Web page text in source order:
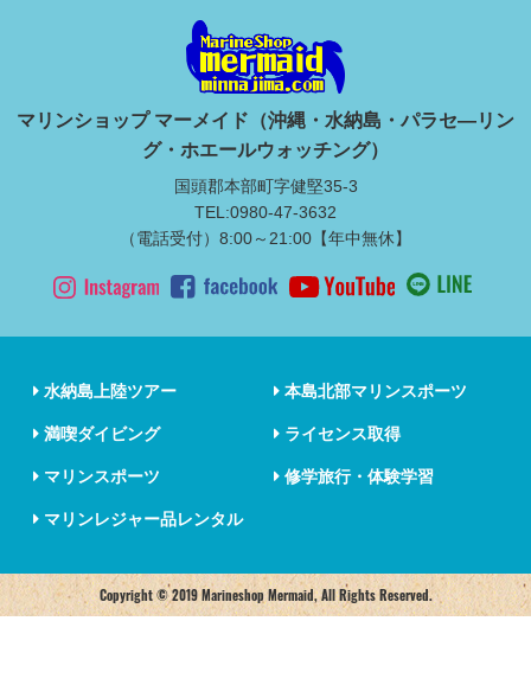
マリンショップ マーメイド（沖縄・水納島・パラセ―リン
グ・ホエールウォッチング）
国頭郡本部町字健堅35-3
TEL:0980-47-3632
（電話受付）8:00～21:00【年中無休】
水納島上陸ツアー 本島北部マリンスポーツ
満喫ダイビング ライセンス取得
マリンスポーツ 修学旅行・体験学習
マリンレジャー品レンタル
Copyright © 2019 Marineshop Mermaid, All Rights Reserved.